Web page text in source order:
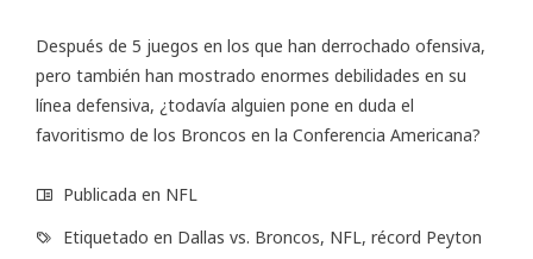
Después de 5 juegos en los que han derrochado ofensiva,
pero también han mostrado enormes debilidades en su
línea defensiva, ¿todavía alguien pone en duda el
favoritismo de los Broncos en la Conferencia Americana?
Publicada en NFL
Etiquetado en Dallas vs. Broncos, NFL, récord Peyton